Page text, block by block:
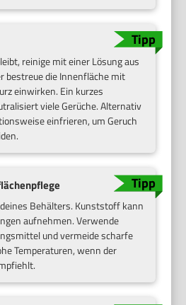
reinige mit einer Lösung aus
bestreue die Innenfläche mit
einwirken. Ein kurzes
viele Gerüche. Alternativ
einfrieren, um Geruch
Behälters. Kunststoff kann
aufnehmen. Verwende
und vermeide scharfe
Temperaturen, wenn der